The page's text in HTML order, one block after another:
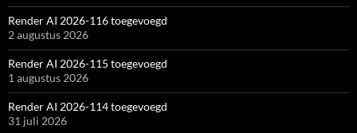
Render AI 2026-116 toegevoegd
2 augustus 2026
Render AI 2026-115 toegevoegd
1 augustus 2026
Render AI 2026-114 toegevoegd
31 juli 2026